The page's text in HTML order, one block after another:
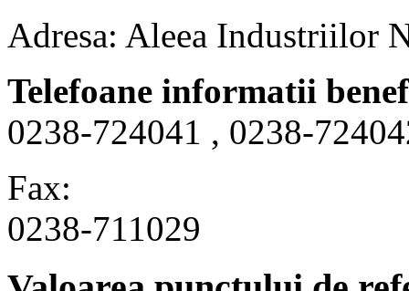
Adresa: Aleea Industriilor
Telefoane informatii
0238-724041 , 0238-
Fax:
0238-711029